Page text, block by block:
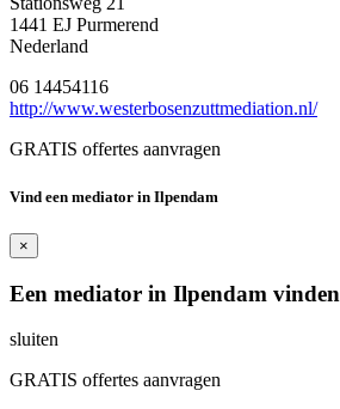
1441 EJ Purmerend
Nederland
06 14454116
http://www.westerbosenzuttmediation.nl/
GRATIS offertes aanvragen
Vind een mediator in Ilpendam
×
Een mediator in Ilpendam vinden
sluiten
GRATIS offertes aanvragen